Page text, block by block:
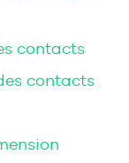
contacts
contacts